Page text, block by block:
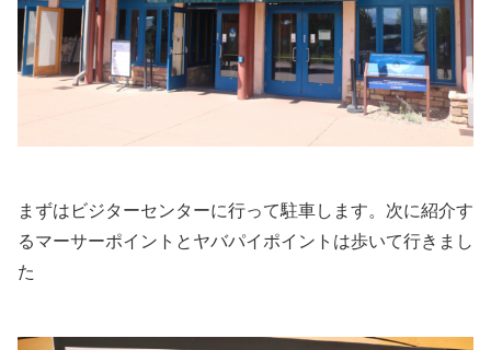
まずはビジターセンターに行って駐車します。次に紹介す
るマーサーポイントとヤバパイポイントは歩いて行きまし
た